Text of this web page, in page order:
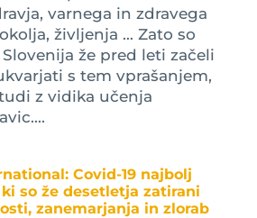
varnega in zdravega
življenja … Zato so
že pred leti začeli
s tem vprašanjem,
z vidika učenja
Covid-19 najbolj
so že desetletja zatirani
zanemarjanja in zlorab